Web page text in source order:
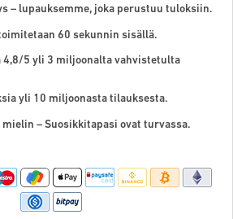
– lupauksemme, joka perustuu tuloksiin.
60 sekunnin sisällä.
4,8/5 yli 3 miljoonalta vahvistetulta
yli 10 miljoonasta tilauksesta.
– Suosikkitapasi ovat turvassa.